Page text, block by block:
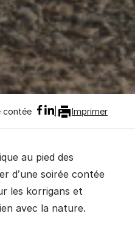
contée Imprimer
au pied des
d’une soirée contée
les korrigans et
avec la nature.